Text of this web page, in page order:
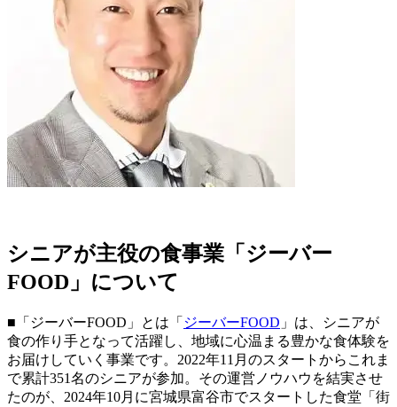
シニアが主役の食事業「ジーバー
FOOD」について
■「ジーバーFOOD」とは「 ジーバーFOOD 」は、シニアが
食の作り手となって活躍し、地域に心温まる豊かな食体験を
お届けしていく事業です。2022年11月のスタートからこれま
で累計351名のシニアが参加。その運営ノウハウを結実させ
たのが、2024年10月に宮城県富谷市でスタートした食堂「街